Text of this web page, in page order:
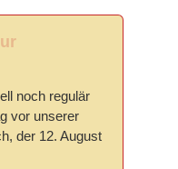
noch regulär
vor unserer
der 12. August